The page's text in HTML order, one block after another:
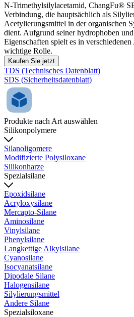
N-Trimethylsilylacetamid, ChangFu®
Verbindung, die hauptsächlich als
Acetylierungsmittel in der organischen
dient. Aufgrund seiner hydrophoben
Eigenschaften spielt es in
wichtige Rolle.
Kaufen Sie jetzt
TDS (Technisches Datenblatt)
SDS (Sicherheitsdatenblatt)
Produkte nach Art auswählen
Silikonpolymere
Silanoligomere
Modifizierte Polysiloxane
Silikonharze
Spezialsilane
Epoxidsilane
Acryloxysilane
Mercapto-Silane
Aminosilane
Vinylsilane
Phenylsilane
Langkettige Alkylsilane
Cyanosilane
Isocyanatsilane
Dipodale Silane
Halogensilane
Silylierungsmittel
Andere Silane
Spezialsiloxane